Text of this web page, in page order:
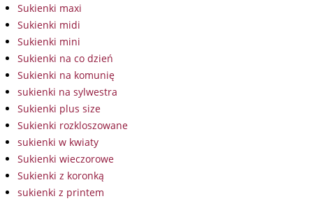
Sukienki maxi
Sukienki midi
Sukienki mini
Sukienki na co dzień
Sukienki na komunię
sukienki na sylwestra
Sukienki plus size
Sukienki rozkloszowane
sukienki w kwiaty
Sukienki wieczorowe
Sukienki z koronką
sukienki z printem